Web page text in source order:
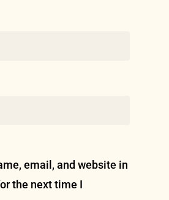
email, and website in
the next time I